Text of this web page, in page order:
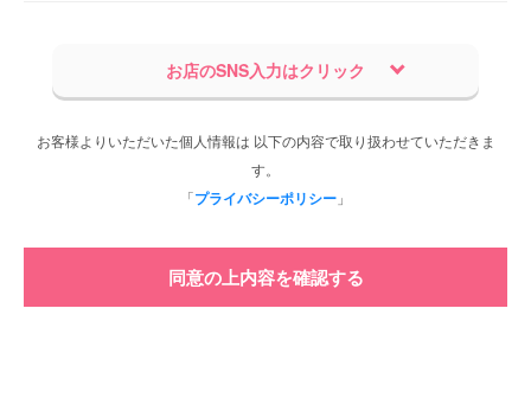
お店のSNS入力はクリック
お客様よりいただいた個人情報は 以下の内容で取り扱わせていただきま
す。
「プライバシーポリシー 」